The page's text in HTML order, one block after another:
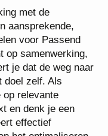
met de
aansprekende,
voor Passend
op
en je realiseert
is als het
je op
context en
Je realiseert